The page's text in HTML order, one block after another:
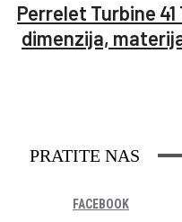
Perrelet Turbine
dimenzija,
PRATITE NAS
FACEBOOK